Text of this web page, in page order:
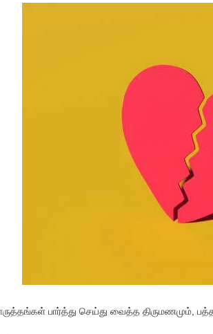
பார்த்து செய்து வைத்த திருமணமும்,